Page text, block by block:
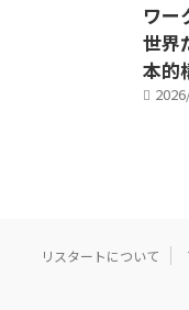
ワー
世界
本的
リスタートについて